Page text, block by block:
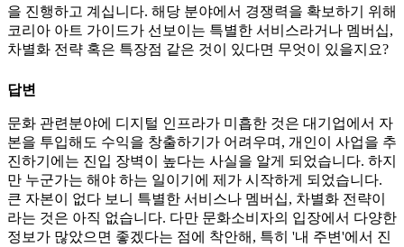
을 진행하고 계십니다. 해당 분야에서 경쟁력을 확보하기 위해
코리아 아트 가이드가 선보이는 특별한 서비스라거나 멤버십,
차별화 전략 혹은 특장점 같은 것이 있다면 무엇이 있을지요?
답변
문화 관련분야에 디지털 인프라가 미흡한 것은 대기업에서 자
본을 투입해도 수익을 창출하기가 어려우며, 개인이 사업을 추
진하기에는 진입 장벽이 높다는 사실을 알게 되었습니다. 하지
만 누군가는 해야 하는 일이기에 제가 시작하게 되었습니다.
큰 자본이 없다 보니 특별한 서비스나 멤버십, 차별화 전략이
라는 것은 아직 없습니다. 다만 문화소비자의 입장에서 다양한
정보가 많았으면 좋겠다는 점에 착안해, 특히 '내 주변'에서 진